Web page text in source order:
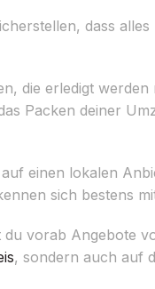
dass
die erledigt
Packen deiner
einen lokalen
sich bestens
du vorab Angebote
, sondern auch auf